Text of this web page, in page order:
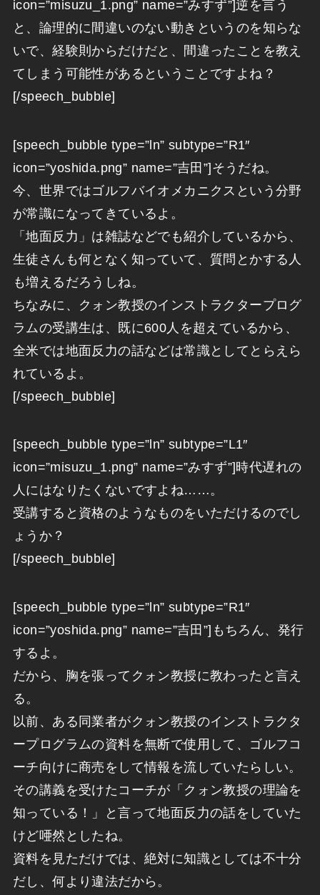
icon=”misuzu_1.png” name=”みすず”]逆を言う
と、論理的に間違いのない動きというのを知らな
いで、経験則からだけだと、間違ったことを教え
てしまう可能性があるということですよね？
[/speech_bubble]
[speech_bubble type=”ln” subtype=”R1″
icon=”yoshida.png” name=”吉田”]そうだね。
今、世界ではゴルフバイオメカニクスという分野
が常識になってきているよ。
「地面反力」は雑誌などでも紹介しているから、
生徒さんも何となく知っていて、質問とかする人
も増えるだろうしね。
ちなみに、クォン教授のインストラクタープログ
ラムの受講生は、既に600人を超えているから、
全米では地面反力の話などは常識としてとらえら
れているよ。
[/speech_bubble]
[speech_bubble type=”ln” subtype=”L1″
icon=”misuzu_1.png” name=”みすず”]時代遅れの
人にはなりたくないですよね……。
受講すると資格のようなものをいただけるのでし
ょうか？
[/speech_bubble]
[speech_bubble type=”ln” subtype=”R1″
icon=”yoshida.png” name=”吉田”]もちろん、発行
するよ。
だから、胸を張ってクォン教授に教わったと言え
る。
以前、ある同業者がクォン教授のインストラクタ
ープログラムの資料を無断で使用して、ゴルフコ
ーチ向けに商売をして情報を流していたらしい。
その講義を受けたコーチが「クォン教授の理論を
知っている！」と言って地面反力の話をしていた
けど唖然としたね。
資料を見ただけでは、絶対に知識としては不十分
だし、何より違法だから。